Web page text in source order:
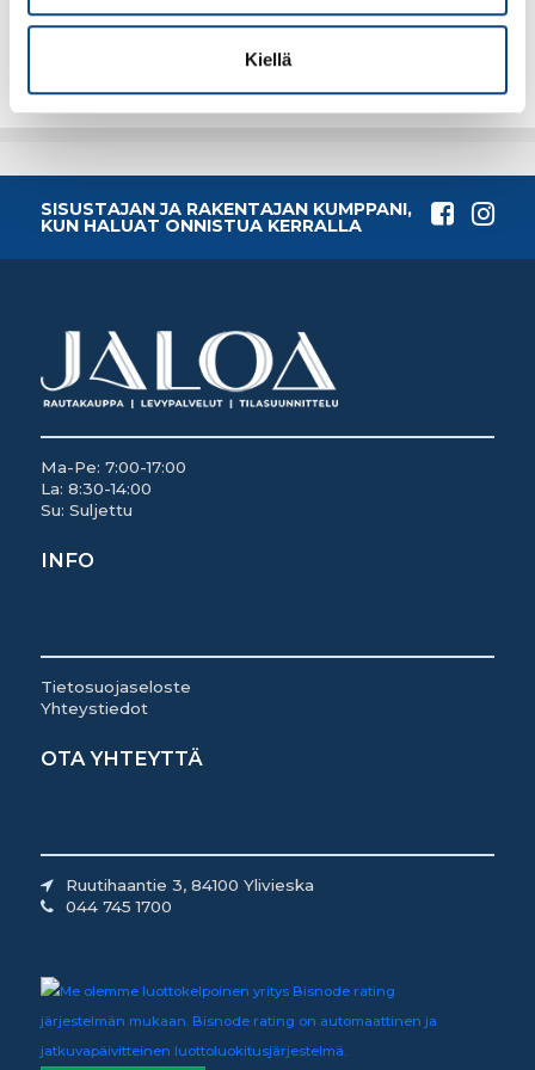
Kiellä
SISUSTAJAN JA RAKENTAJAN KUMPPANI,
KUN HALUAT ONNISTUA KERRALLA
Ma-Pe: 7:00-17:00
La: 8:30-14:00
Su: Suljettu
INFO
Tietosuojaseloste
Yhteystiedot
OTA YHTEYTTÄ
Ruutihaantie 3, 84100 Ylivieska
044 745 1700